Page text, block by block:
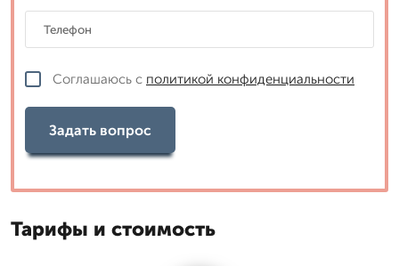
Соглашаюсь с политикой конфиденциальности
Задать вопрос
Тарифы и стоимость